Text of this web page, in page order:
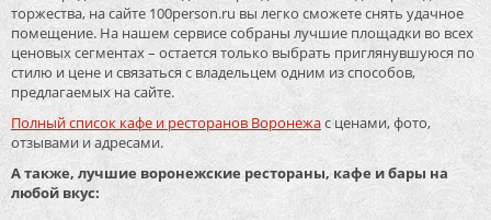
торжества, на сайте 100person.ru вы легко сможете снять удачное
помещение. На нашем сервисе собраны лучшие площадки во всех
ценовых сегментах – остается только выбрать приглянувшуюся по
стилю и цене и связаться с владельцем одним из способов,
предлагаемых на сайте.
Полный список кафе и ресторанов Воронежас ценами, фото,
отзывами и адресами.
А также, лучшие воронежские рестораны, кафе и бары на
любой вкус: